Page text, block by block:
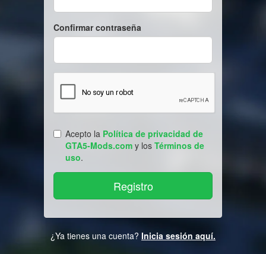
Confirmar contraseña
Acepto la Política de privacidad de
GTA5-Mods.com y los Términos de
uso.
¿Ya tienes una cuenta? Inicia sesión aquí.